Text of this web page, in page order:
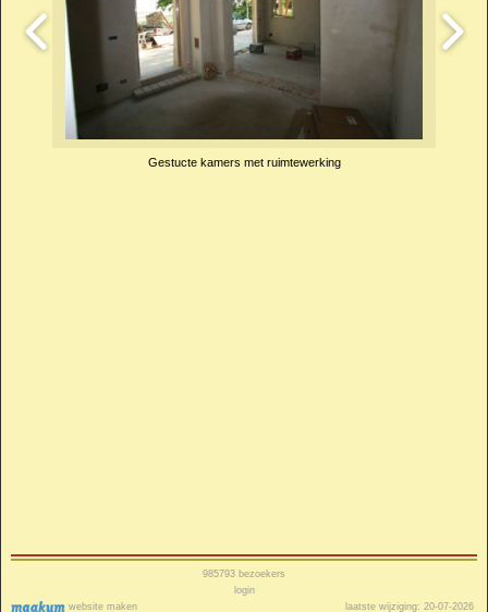
Gestucte kamers met ruimtewerking
website maken
985793 bezoekers
login
laatste wijziging: 20-07-2026